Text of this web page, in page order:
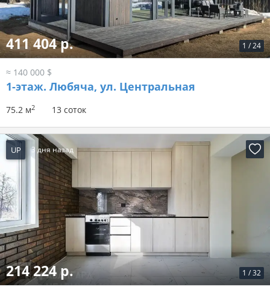
1 /24
411 404 р.
≈ 140 000 $
1-этаж. Любяча, ул. Центральная
75.2 м2 13 соток
UP 3 дня назад
1 /32
214 224 р.